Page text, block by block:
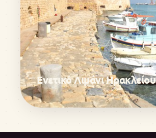
Ενετικό Λιμάνι Ηρακλείου